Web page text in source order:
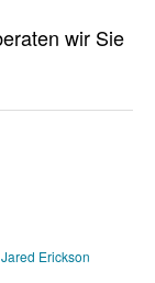
Jared Erickson